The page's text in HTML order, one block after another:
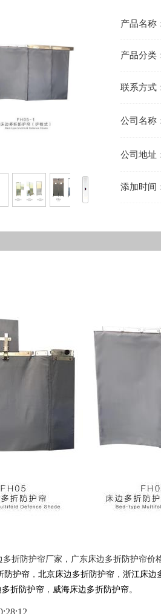
产品名称
产品分类
联系方式
公司名称
公司地址
添加时间
多折防护帘厂家，广东床边多折防护帘价
防护帘 ， 北京床边多折防护帘 ， 浙江床边
折防护帘 ， 威海床边多折防护帘。